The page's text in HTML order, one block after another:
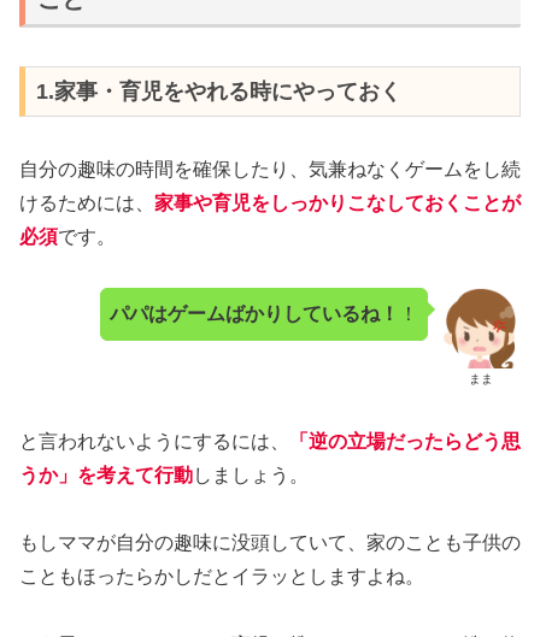
1.家事・育児をやれる時にやっておく
自分の趣味の時間を確保したり、気兼ねなくゲームをし続
けるためには、 家事や育児をしっかりこなしておくことが
必須です。
まま
パパはゲームばかりしているね！ ！
と言われないようにするには、
「逆の立場だったらどう思
うか」を考えて行動しましょう。
もしママが自分の趣味に没頭していて、家のことも子供の
こともほったらかしだとイラッとしますよね。